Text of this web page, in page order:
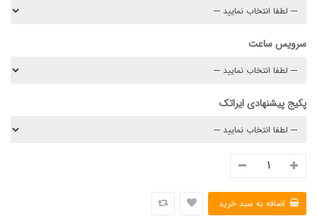
سرویس ساعت
پکیج پیشنهادی ایراتک